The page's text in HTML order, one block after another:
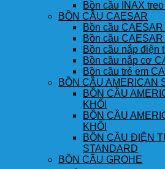
Bồn cầu INAX
BỒN CẦU CAESAR
Bồn cầu CAESAR
Bồn cầu CAESAR
Bồn cầu nắp điện
Bồn cầu nắp cơ
Bồn cầu trẻ em
BỒN CẦU AMERICAN
BỒN CẦU
KHỐI
BỒN CẦU
KHỐI
BỒN CẦU ĐIỆN
STANDARD
BỒN CẦU GROHE